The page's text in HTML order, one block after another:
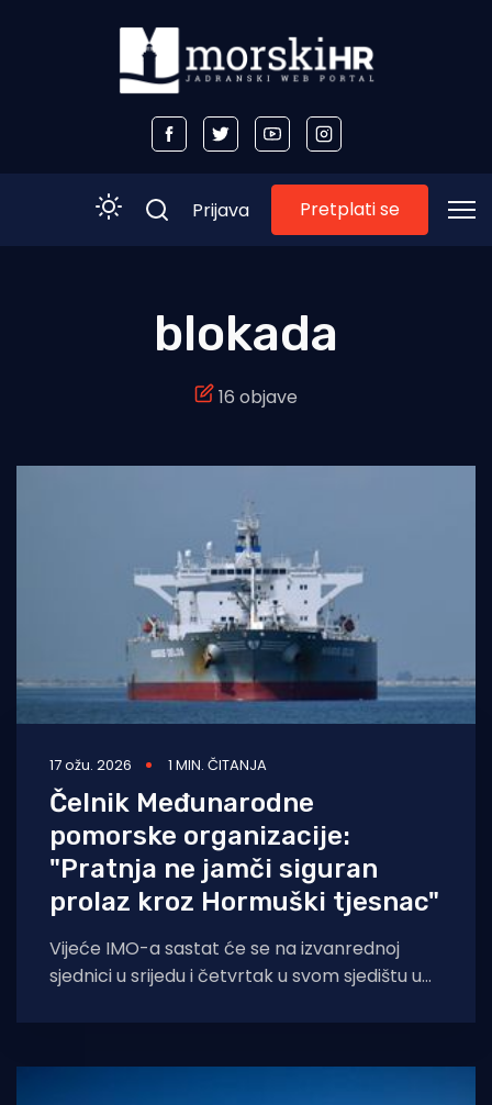
Tradicija i kultura
Prijava Pretplati se
blokada
16 objave
17 ožu. 2026 1 MIN. ČITANJA
Čelnik Međunarodne
pomorske organizacije:
"Pratnja ne jamči siguran
prolaz kroz Hormuški tjesnac"
Vijeće IMO-a sastat će se na izvanrednoj
sjednici u srijedu i četvrtak u svom sjedištu u